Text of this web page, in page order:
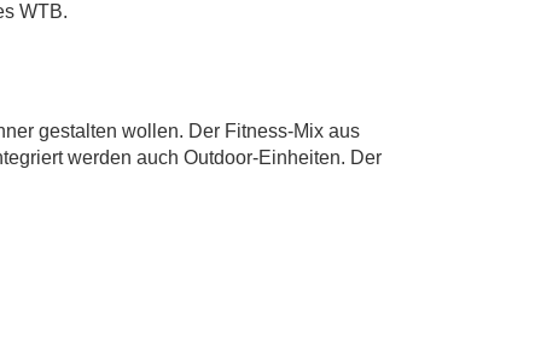
WTB.
gestalten wollen. Der Fitness-Mix aus
werden auch Outdoor-Einheiten. Der